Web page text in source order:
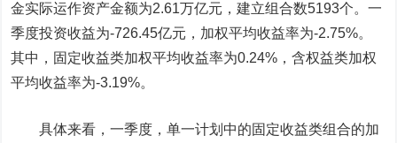
金实际运作资产金额为2.61万亿元，建立组合数5193个。一
季度投资收益为-726.45亿元，加权平均收益率为-2.75%。
其中，固定收益类加权平均收益率为0.24%，含权益类加权
平均收益率为-3.19%。
具体来看，一季度，单一计划中的固定收益类组合的加